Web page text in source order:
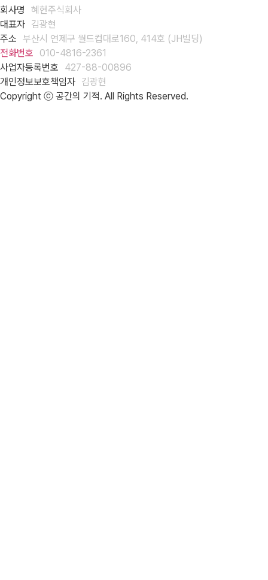
회사명
혜현주식회사
대표자 김광현
주소 부산시 연제구 월드컵대로160, 414호 (JH빌딩)
전화번호
010-4816-2361
사업자등록번호
427-88-00896
개인정보보호책임자 김광현
Copyright ⓒ 공간의 기적. All Rights Reserved.